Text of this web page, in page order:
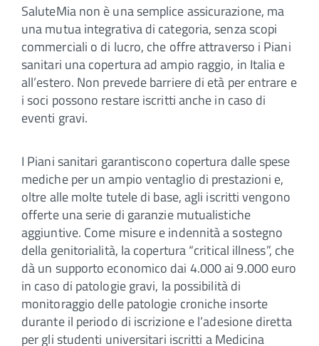
SaluteMia non è una semplice assicurazione, ma
una mutua integrativa di categoria, senza scopi
commerciali o di lucro, che offre attraverso i Piani
sanitari una copertura ad ampio raggio, in Italia e
all’estero. Non prevede barriere di età per entrare e
i soci possono restare iscritti anche in caso di
eventi gravi.
I Piani sanitari garantiscono copertura dalle spese
mediche per un ampio ventaglio di prestazioni e,
oltre alle molte tutele di base, agli iscritti vengono
offerte una serie di garanzie mutualistiche
aggiuntive. Come misure e indennità a sostegno
della genitorialità, la copertura “critical illness”, che
dà un supporto economico dai 4.000 ai 9.000 euro
in caso di patologie gravi, la possibilità di
monitoraggio delle patologie croniche insorte
durante il periodo di iscrizione e l’adesione diretta
per gli studenti universitari iscritti a Medicina